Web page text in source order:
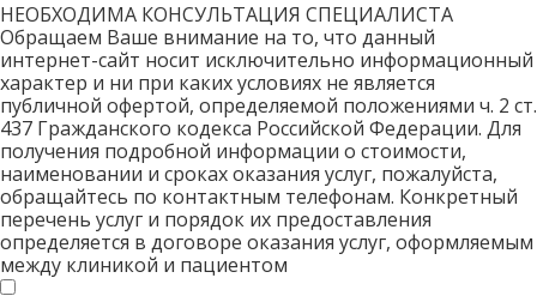
НЕОБХОДИМА КОНСУЛЬТАЦИЯ СПЕЦИАЛИСТА
Обращаем Ваше внимание на то, что данный
интернет-сайт носит исключительно информационный
характер и ни при каких условиях не является
публичной офертой, определяемой положениями ч. 2 ст.
437 Гражданского кодекса Российской Федерации. Для
получения подробной информации о стоимости,
наименовании и сроках оказания услуг, пожалуйста,
обращайтесь по контактным телефонам. Конкретный
перечень услуг и порядок их предоставления
определяется в договоре оказания услуг, оформляемым
между клиникой и пациентом